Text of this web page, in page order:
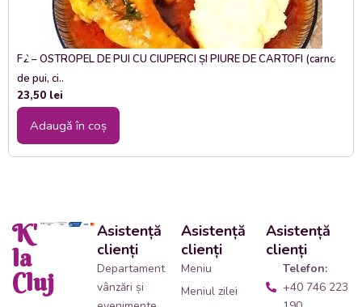
F2 – OSTROPEL DE PUI CU CIUPERCI ȘI PIURE DE CARTOFI (carne
de pui, ci..
23,50 lei
Adaugă în coș
K'
la
Cluj
Asistență
clienți
Departament
vânzări și
Asistență
clienți
Meniu
Meniul zilei
Asistență
clienți
Telefon:
+40 746 223